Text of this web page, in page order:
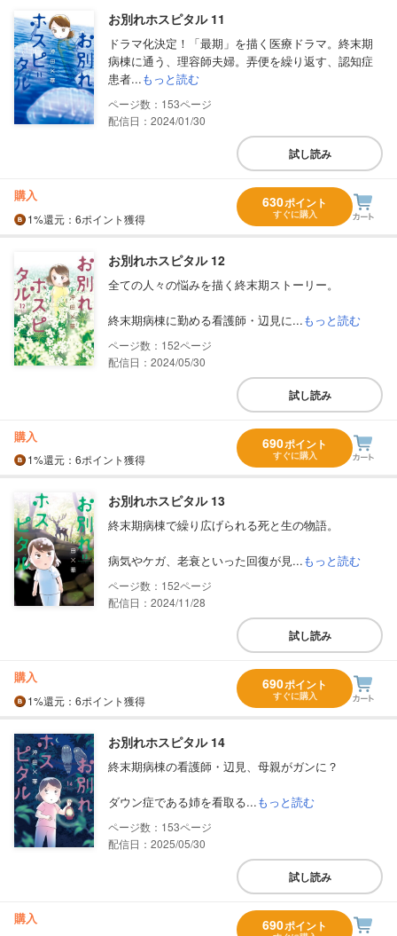
お別れホスピタル 11
ドラマ化決定！「最期」を描く医療ドラマ。終末期
病棟に通う、理容師夫婦。弄便を繰り返す、認知症
患者...もっと読む
153
配信日：2024/01/30
試し読み
購入
1%還元 ：6ポイント獲得
630ポイント
すぐに購入
お別れホスピタル 12
全ての人々の悩みを描く終末期ストーリー。
終末期病棟に勤める看護師・辺見に...もっと読む
152
配信日：2024/05/30
試し読み
購入
1%還元 ：6ポイント獲得
690ポイント
すぐに購入
お別れホスピタル 13
終末期病棟で繰り広げられる死と生の物語。
病気やケガ、老衰といった回復が見...もっと読む
152
配信日：2024/11/28
試し読み
購入
1%還元 ：6ポイント獲得
690ポイント
すぐに購入
お別れホスピタル 14
終末期病棟の看護師・辺見、母親がガンに？
ダウン症である姉を看取る...もっと読む
153
配信日：2025/05/30
試し読み
購入 690ポイント